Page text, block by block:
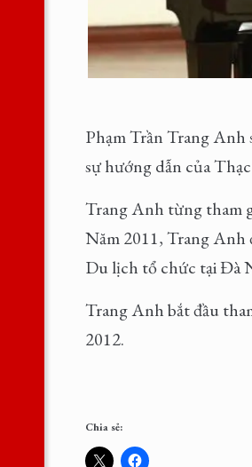
Phạm Trần Trang Anh
sự hướng dẫn của
Trang Anh từng tham
Năm 2011, Trang Anh
Du lịch tổ chức tại Đà
Trang Anh bắt đầu
2012.
Chia sẻ: